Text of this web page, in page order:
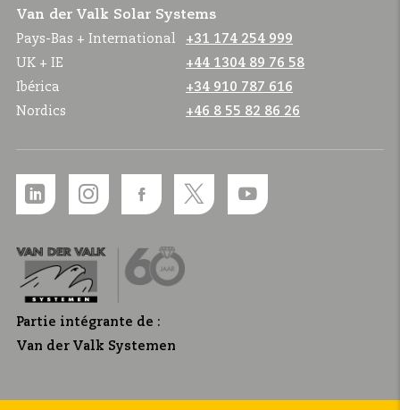
Van der Valk Solar Systems
Pays-Bas + International
+31 174 254 999
UK + IE
+44 1304 89 76 58
Ibérica
+34 910 787 616
Nordics
+46 8 55 82 86 26
Partie intégrante de :
Van der Valk Systemen